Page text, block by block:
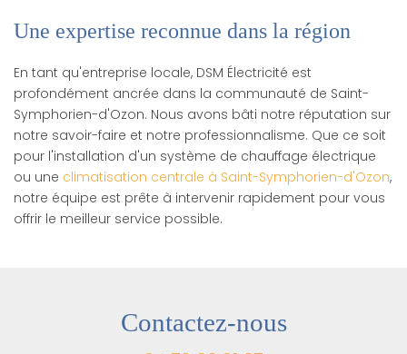
Une expertise reconnue dans la région
En tant qu'entreprise locale, DSM Électricité est
profondément ancrée dans la communauté de Saint-
Symphorien-d'Ozon. Nous avons bâti notre réputation sur
notre savoir-faire et notre professionnalisme. Que ce soit
pour l'installation d'un système de chauffage électrique
ou une climatisation centrale à Saint-Symphorien-d'Ozon,
notre équipe est prête à intervenir rapidement pour vous
offrir le meilleur service possible.
Contactez-nous